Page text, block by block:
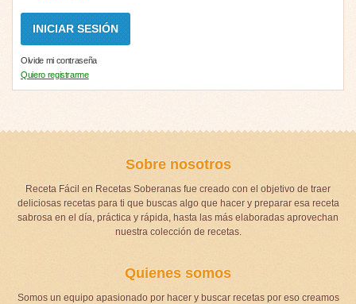
Olvide mi contraseña
Quiero registrarme
Sobre nosotros
Receta Fácil en Recetas Soberanas fue creado con el objetivo de traer
deliciosas recetas para ti que buscas algo que hacer y preparar esa receta
sabrosa en el día, práctica y rápida, hasta las más elaboradas aprovechan
nuestra colección de recetas.
Quienes somos
Somos un equipo apasionado por hacer y buscar recetas por eso creamos